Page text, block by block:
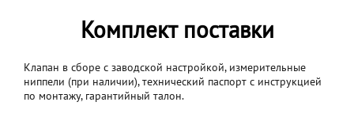
Комплект поставки
Клапан в сборе с заводской настройкой, измерительные
ниппели (при наличии), технический паспорт с инструкцией
по монтажу, гарантийный талон.